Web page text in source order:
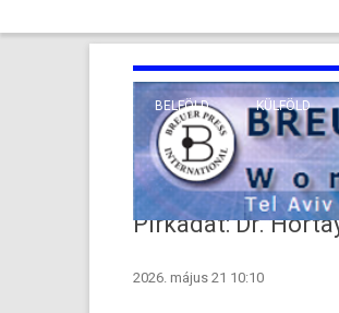
BELFÖLD KÜLFÖLD
TENGERENTÚL
VALLÁS
Pirkadat: Dr.
2026. május 21 10:10